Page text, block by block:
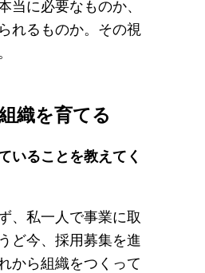
当に必要なものか、
れるものか。その視
織を育てる
ることを教えてく
、私一人で事業に取
ど今、採用募集を進
から組織をつくって